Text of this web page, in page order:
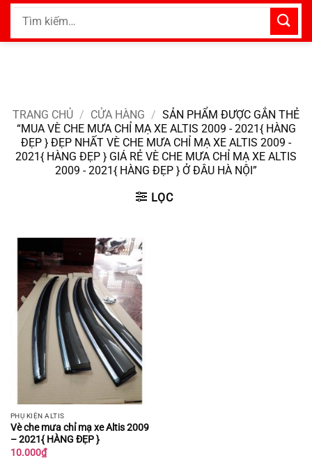
Bỏ
nội
Tìm
TRANG CHỦ / CỬA HÀNG / SẢN PHẨM ĐƯỢC GẮN THẺ
“MUA VÈ CHE MƯA CHỈ MẠ XE ALTIS 2009 - 2021{ HÀNG
ĐẸP } ĐẸP NHẤT VÈ CHE MƯA CHỈ MẠ XE ALTIS 2009 -
2021{ HÀNG ĐẸP } GIÁ RẺ VÈ CHE MƯA CHỈ MẠ XE ALTIS
2009 - 2021{ HÀNG ĐẸP } Ở ĐÂU HÀ NỘI”
LỌC
PHỤ KIỆN ALTIS
Vè che mưa chỉ mạ xe Altis 2009
– 2021{ HÀNG ĐẸP }
10.000₫